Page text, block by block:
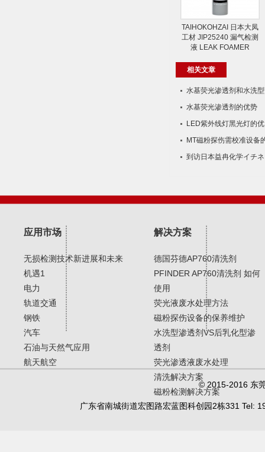
TAIHOKOHZAI 日本大凤
工材 JIP25240 漏气检测
液 LEAK FOAMER
相关文章
水基荧光渗透剂和水​洗
水基荧光渗透剂的优势
LED紫外线灯黑光灯的
MT磁粉探伤需校准设备
到访日本益冉化学イチ
应用市场
无损检测技术新进展和未来
机遇1
电力
轨道交通
钢铁
汽车
石油与天然气应用
航天航空
解决方案
德国芬德AP760清洗剂
PFINDER AP760清洗剂 如何
使用
荧光液废水处理方法
磁粉探伤设备的保养维护
水洗型渗透剂VS后乳化型渗
透剂
荧光渗透液废水处理
清洗解决方案
磁粉检测解决方案
© 2015-2016 东
广东省南城街道宏图路宏蓝图科创园2栋331 Tel: